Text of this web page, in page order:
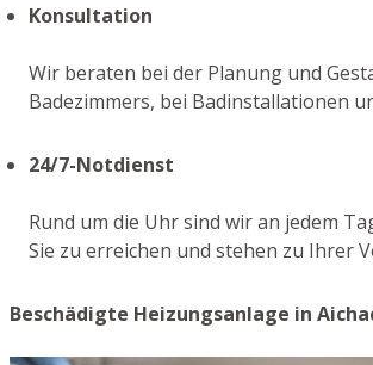
Konsultation
Wir beraten bei der Planung und
Badezimmers, bei Badinstallationen
24/7-Notdienst
Rund um die Uhr sind wir an jedem
Sie zu erreichen und stehen zu Ihrer
Beschädigte Heizungsanlage in